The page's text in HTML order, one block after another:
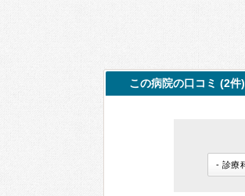
この病院の口コミ (2件)